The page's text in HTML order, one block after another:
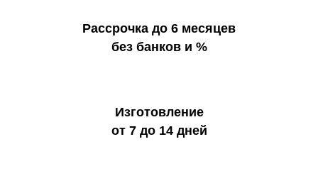
Рассрочка до 6 месяцев
без банков и %
Изготовление
от 7 до 14 дней